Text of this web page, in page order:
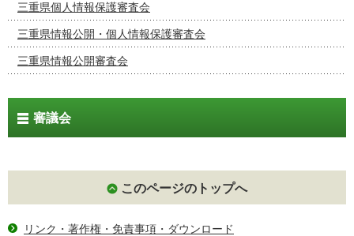
三重県個人情報保護審査会
三重県情報公開・個人情報保護審査会
三重県情報公開審査会
審議会
このページのトップへ
リンク・著作権・免責事項・ダウンロード